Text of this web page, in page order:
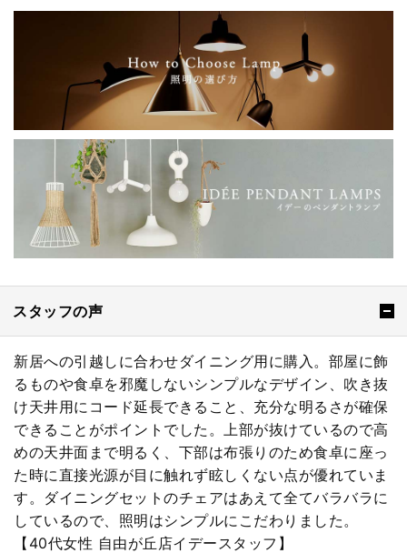
スタッフの声
新居への引越しに合わせダイニング用に購入。部屋に飾
るものや食卓を邪魔しないシンプルなデザイン、吹き抜
け天井用にコード延長できること、充分な明るさが確保
できることがポイントでした。上部が抜けているので高
めの天井面まで明るく、下部は布張りのため食卓に座っ
た時に直接光源が目に触れず眩しくない点が優れていま
す。ダイニングセットのチェアはあえて全てバラバラに
しているので、照明はシンプルにこだわりました。
【40代女性 自由が丘店イデースタッフ】